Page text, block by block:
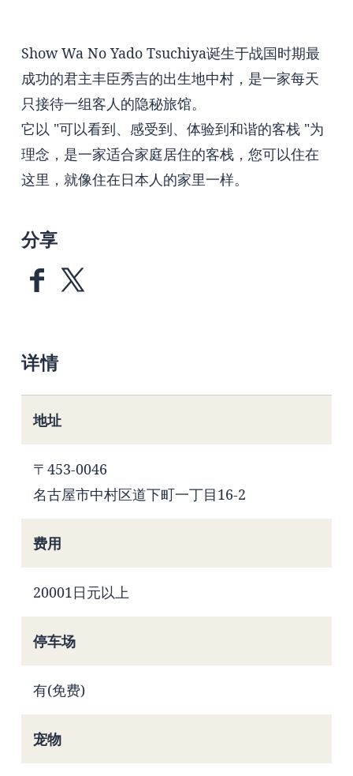
Show Wa No Yado Tsuchiya诞生于战国时期最
成功的君主丰臣秀吉的出生地中村，是一家每天
只接待一组客人的隐秘旅馆。
它以 "可以看到、感受到、体验到和谐的客栈 "为
理念，是一家适合家庭居住的客栈，您可以住在
这里，就像住在日本人的家里一样。
分享
详情
地址
〒453-0046
名古屋市中村区道下町一丁目16-2
费用
20001日元以上
停车场
有(免费)
宠物